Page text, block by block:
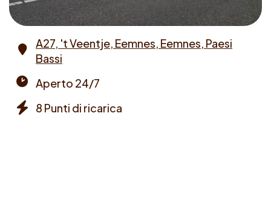
Address
A27, 't Veentje, Eemnes, Eemnes, Paesi
Bassi
times
Aperto 24/7
8 Punti di ricarica